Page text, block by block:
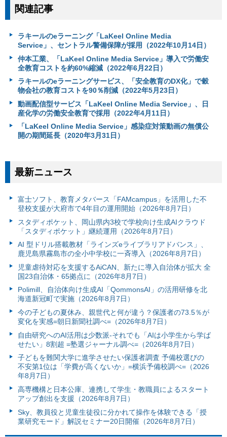
関連記事
ラキールのeラーニング「LaKeel Online Media
Service」、セントラル警備保障が採用（2022年10月14日）
仲本工業、「LaKeel Online Media Service」導入で労働安
全教育コストを約60%縮減（2022年6月22日）
ラキールのeラーニングサービス、「安全教育のDX化」で穀
物会社の教育コストを90％削減（2022年5月23日）
動画配信型サービス「LaKeel Online Media Service」、日
産化学の労働安全教育で採用（2022年4月11日）
「LaKeel Online Media Service」感染症対策動画の無償公
開の期間延長（2020年3月31日）
最新ニュース
富⼠ソフト、教育メタバース「FAMcampus」を活用した不
登校支援が大府市で4年目の運用開始（2026年8月7日）
スタディポケット、岡山県内3校で学校向け生成AIクラウド
「スタディポケット」継続運用（2026年8月7日）
AI 型ドリル搭載教材「ラインズeライブラリアドバンス」、
鹿児島県霧島市の全小中学校に一斉導入（2026年8月7日）
児童虐待対応を支援するAiCAN、新たに導入自治体が拡大 全
国23自治体・65拠点に（2026年8月7日）
Polimill、自治体向け生成AI「QommonsAI」の活用研修を北
海道新冠町で実施（2026年8月7日）
今の子どもの夏休み、親世代と何が違う？保護者の73.5％が
変化を実感=朝日新聞社調べ=（2026年8月7日）
自由研究へのAI活用は少数派-それでも「AIは小学生から学ば
せたい」8割超 =塾選ジャーナル調べ=（2026年8月7日）
子どもを難関大学に進学させたい保護者調査 予備校選びの
不安第1位は「学費が高くないか」=横浜予備校調べ=（2026
年8月7日）
高専機構と日本公庫、連携して学生・教職員によるスタート
アップ創出を支援（2026年8月7日）
Sky、教員役と児童生徒役に分かれて操作を体験できる「授
業研究モード」解説セミナー20日開催（2026年8月7日）